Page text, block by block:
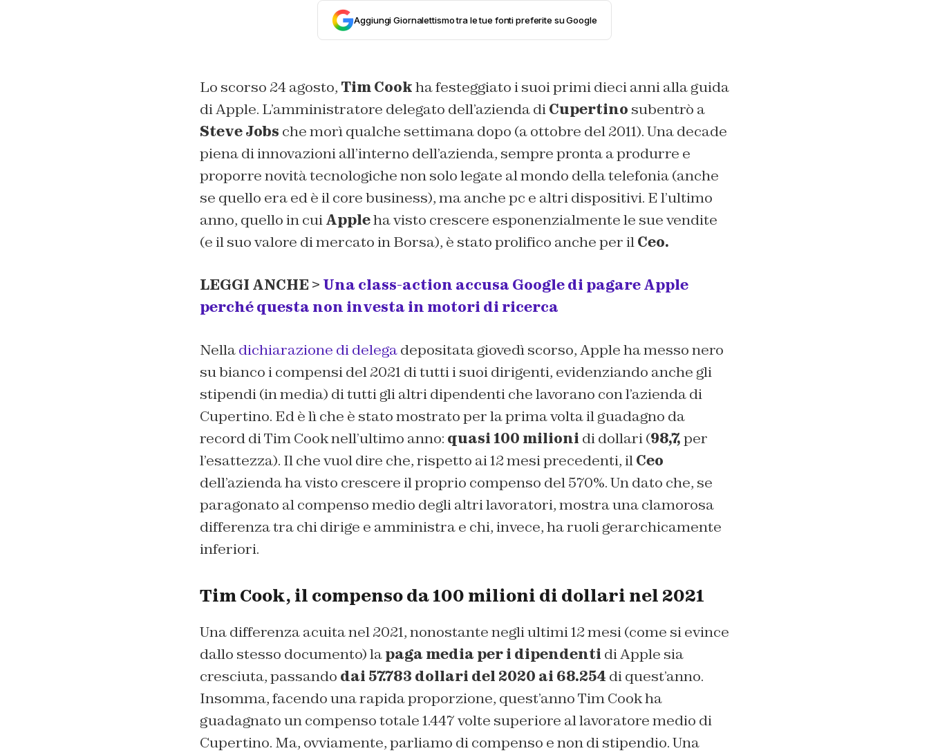
Aggiungi Giornalettismo tra le tue fonti preferite su Google
Lo scorso 24 agosto, Tim Cookha festeggiato i suoi primi dieci anni alla guida
di Apple. L’amministratore delegato dell’azienda diCupertino subentrò a
Steve Jobs che morì qualche settimana dopo (a ottobre del 2011). Una decade
piena di innovazioni all’interno dell’azienda, sempre pronta a produrre e
proporre novità tecnologiche non solo legate al mondo della telefonia (anche
se quello era ed è il core business), ma anche pc e altri dispositivi. E l’ultimo
anno, quello in cuiAppleha visto crescere esponenzialmente le sue vendite
(e il suo valore di mercato in Borsa), è stato prolifico anche per ilCeo.
LEGGI ANCHE > Una class-action accusa Google di pagare Apple
perché questa non investa in motori di ricerca
Nelladichiarazione di delegadepositata giovedì scorso, Apple ha messo nero
su bianco i compensi del 2021 di tutti i suoi dirigenti, evidenziando anche gli
stipendi (in media) di tutti gli altri dipendenti che lavorano con l’azienda di
Cupertino. Ed è lì che è stato mostrato per la prima volta il guadagno da
record di Tim Cook nell’ultimo anno: quasi 100 milioni di dollari (98,7,per
l’esattezza). Il che vuol dire che, rispetto ai 12 mesi precedenti, ilCeo
dell’azienda ha visto crescere il proprio compenso del 570%. Un dato che, se
paragonato al compenso medio degli altri lavoratori, mostra una clamorosa
differenza tra chi dirige e amministra e chi, invece, ha ruoli gerarchicamente
inferiori.
Tim Cook, il compenso da 100 milioni di dollari nel 2021
Una differenza acuita nel 2021, nonostante negli ultimi 12 mesi (come si evince
dallo stesso documento) lapaga media per i dipendenti di Apple sia
cresciuta, passando dai 57.783 dollari del 2020 ai 68.254 di quest’anno.
Insomma, facendo una rapida proporzione, quest’anno Tim Cook ha
guadagnato un compenso totale 1.447 volte superiore al lavoratore medio di
Cupertino. Ma, ovviamente, parliamo di compenso e non di stipendio. Una